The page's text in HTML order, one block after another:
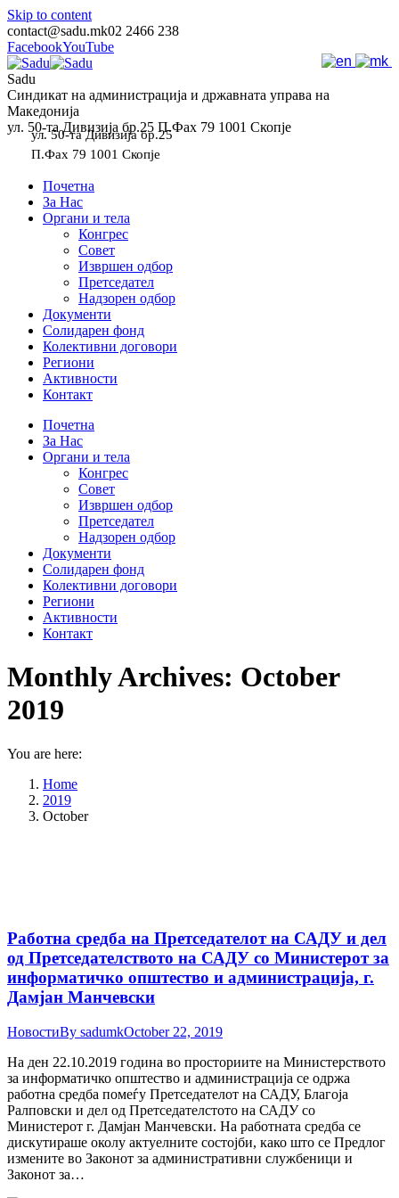
Skip to content
contact@sadu.mk02 2466 238
FacebookYouTube
Sadu
Синдикат на администрација и државната управа на
Македонија
ул. 50-та Дивизија бр.25 П.Фах 79 1001 Скопје
ул. 50-та Дивизија бр.25
П.Фах 79 1001 Скопје
Почетна
За Нас
Органи и тела
Конгрес
Совет
Извршен одбор
Претседател
Надзорен одбор
Документи
Солидарен фонд
Колективни договори
Региони
Активности
Контакт
Почетна
За Нас
Органи и тела
Конгрес
Совет
Извршен одбор
Претседател
Надзорен одбор
Документи
Солидарен фонд
Колективни договори
Региони
Активности
Контакт
Monthly Archives: October
2019
You are here:
Home
2019
October
Работна средба на Претседателот на САДУ и дел
од Претседателството на САДУ со Министерот за
информатичко општество и администрација, г.
Дамјан Манчевски
НовостиBy sadumkOctober 22, 2019
На ден 22.10.2019 година во просториите на Министерството
за информатичко општество и администрација се одржа
работна средба помеѓу Претседателот на САДУ, Благоја
Ралповски и дел од Претседателстото на САДУ со
Министерот г. Дамјан Манчевски. На работната средба се
дискутираше околу актуелните состојби, како што се Предлог
измените во Законот за административни службеници и
Законот за…